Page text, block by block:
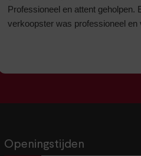
Professioneel en attent geholpen.
verkoopster was professioneel en
Openingstijden